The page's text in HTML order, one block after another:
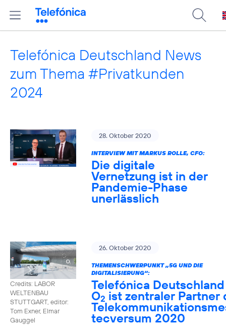
Telefónica Deutschland News
zum Thema #Privatkunden
2024
28. Oktober 2020
INTERVIEW MIT MARKUS ROLLE, CFO:
Die digitale
Vernetzung ist in der
Pandemie-Phase
unerlässlich
Credits: LABOR
WELTENBAU
STUTTGART, editor:
Tom Exner, Elmar
Gauggel
26. Oktober 2020
THEMENSCHWERPUNKT „5G UND DIE
DIGITALISIERUNG“:
Telefónica
O2 ist zentraler Partner
tecversum 2020